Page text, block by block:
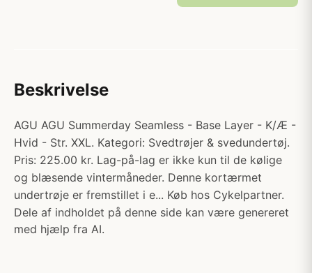
Beskrivelse
AGU AGU Summerday Seamless - Base Layer - K/Æ -
Hvid - Str. XXL. Kategori: Svedtrøjer & svedundertøj.
Pris: 225.00 kr. Lag-på-lag er ikke kun til de kølige
og blæsende vintermåneder. Denne kortærmet
undertrøje er fremstillet i e... Køb hos Cykelpartner.
Dele af indholdet på denne side kan være genereret
med hjælp fra AI.